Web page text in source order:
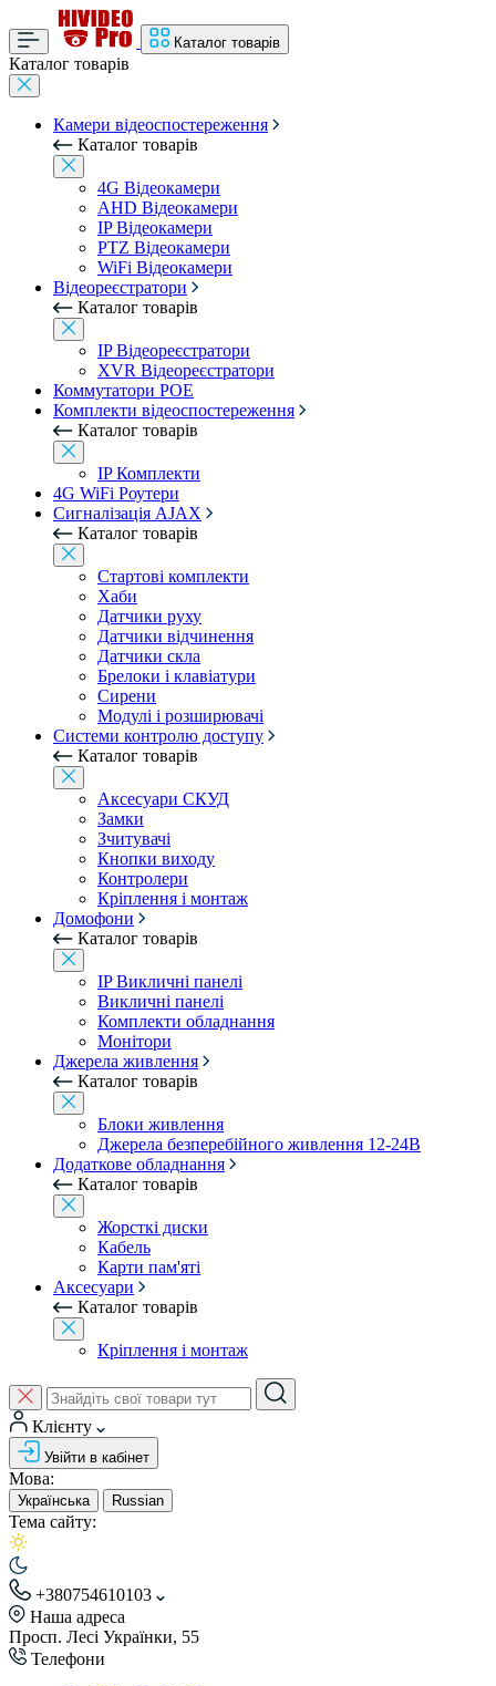
Каталог товарів
Каталог товарів
Камери відеоспостереження
Каталог товарів
4G Відеокамери
AHD Відеокамери
IP Відеокамери
PTZ Відеокамери
WiFi Відеокамери
Відеореєстратори
Каталог товарів
IP Відеореєстратори
XVR Відеореєстратори
Коммутатори POE
Комплекти відеоспостереження
Каталог товарів
IP Комплекти
4G WiFi Роутери
Сигналізація AJAX
Каталог товарів
Стартові комплекти
Хаби
Датчики руху
Датчики відчинення
Датчики скла
Брелоки і клавіатури
Сирени
Модулі і розширювачі
Системи контролю доступу
Каталог товарів
Аксесуари СКУД
Замки
Зчитувачі
Кнопки виходу
Контролери
Кріплення і монтаж
Домофони
Каталог товарів
IP Викличні панелі
Викличні панелі
Комплекти обладнання
Монітори
Джерела живлення
Каталог товарів
Блоки живлення
Джерела безперебійного живлення 12-24В
Додаткове обладнання
Каталог товарів
Жорсткі диски
Кабель
Карти пам'яті
Аксесуари
Каталог товарів
Кріплення і монтаж
Клієнту
Увійти в кабінет
Мова:
Українська Russian
Тема сайту:
+380754610103
Наша адреса
Просп. Лесі Українки, 55
Телефони